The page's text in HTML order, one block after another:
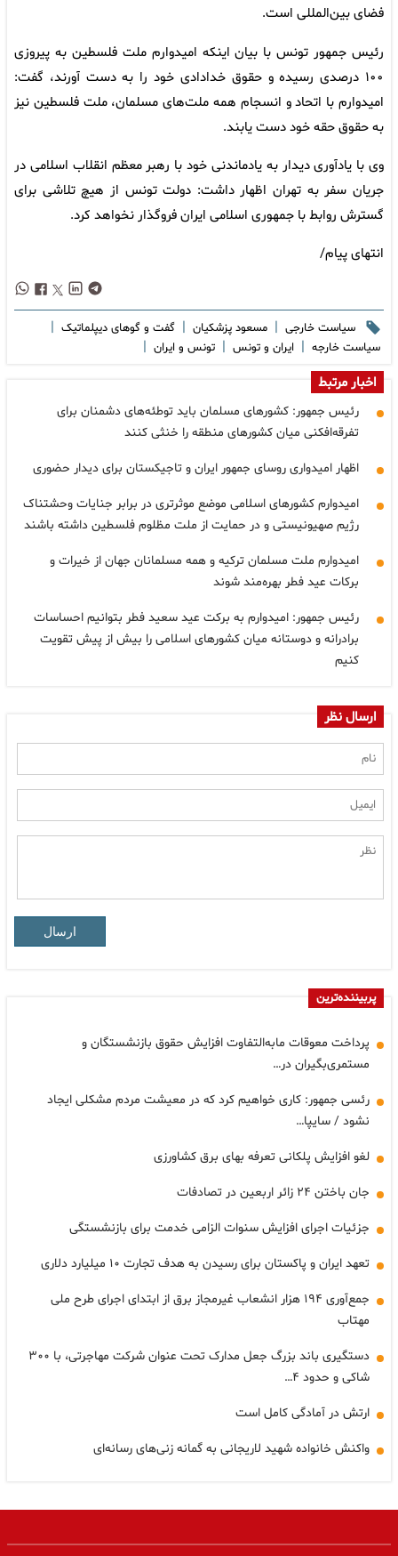
فضای بین‌المللی است.
رئیس جمهور تونس با بیان اینکه امیدوارم ملت فلسطین به پیروزی
۱۰۰ درصدی رسیده و حقوق خدادادی خود را به دست آورند، گفت:
امیدوارم با اتحاد و انسجام همه ملت‌های مسلمان، ملت فلسطین نیز
به حقوق حقه خود دست یابند.
وی با یادآوری دیدار به یادماندنی خود با رهبر معظم انقلاب اسلامی در
جریان سفر به تهران اظهار داشت: دولت تونس از هیچ تلاشی برای
گسترش روابط با جمهوری اسلامی ایران فروگذار نخواهد کرد.
انتهای پیام/
سیاست خارجی | مسعود پزشکیان | گفت و گوهای دیپلماتیک |
سیاست خارجه | ایران و تونس | تونس و ایران |
اخبار مرتبط
رئیس جمهور: کشورهای مسلمان باید توطئه‌های دشمنان برای
تفرقه‌افکنی میان کشورهای منطقه را خنثی کنند
اظهار امیدواری روسای جمهور ایران و تاجیکستان برای دیدار حضوری
امیدوارم کشورهای اسلامی موضع موثرتری در برابر جنایات وحشتناک
رژیم صهیونیستی و در حمایت از ملت مظلوم فلسطین داشته باشند
امیدوارم ملت مسلمان ترکیه و همه مسلمانان جهان از خیرات و
برکات عید فطر بهره‌مند شوند
رئیس جمهور: امیدوارم به برکت عید سعید فطر بتوانیم احساسات
برادرانه و دوستانه میان کشورهای اسلامی را بیش از پیش تقویت
کنیم
ارسال نظر
ارسال
پربیننده‌ترین
پرداخت معوقات مابه‌التفاوت افزایش حقوق بازنشستگان و
مستمری‌بگیران در…
رئسی جمهور: کاری خواهیم کرد که در معیشت مردم مشکلی ایجاد
نشود / سایپا…
لغو افزایش پلکانی تعرفه بهای برق کشاورزی
جان باختن ۲۴ زائر اربعین در تصادفات
جزئیات اجرای افزایش سنوات الزامی خدمت برای بازنشستگی
تعهد ایران و پاکستان برای رسیدن به هدف تجارت ۱۰ میلیارد دلاری
جمع‌آوری ۱۹۴ هزار انشعاب غیرمجاز برق از ابتدای اجرای طرح ملی
مهتاب
دستگیری باند بزرگ جعل مدارک تحت عنوان شرکت مهاجرتی، با ۳۰۰
شاکی و حدود ۴…
ارتش در آمادگی کامل است
واکنش خانواده شهید لاریجانی به گمانه زنی‌های رسانه‌ای